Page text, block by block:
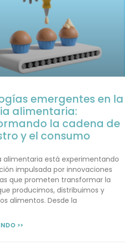
emergentes en la
alimentaria:
la cadena de
y el consumo
alimentaria está experimentando
impulsada por innovaciones
que prometen transformar la
producimos, distribuimos y
alimentos. Desde la
>>